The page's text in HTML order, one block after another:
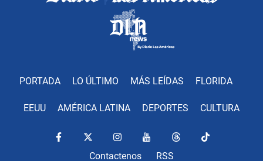
PORTADA LO ÚLTIMO MÁS LEÍDAS FLORIDA
EEUU AMÉRICA LATINA DEPORTES CULTURA
Contactenos RSS